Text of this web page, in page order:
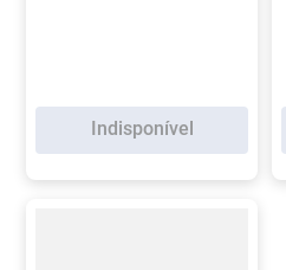
Indisponível